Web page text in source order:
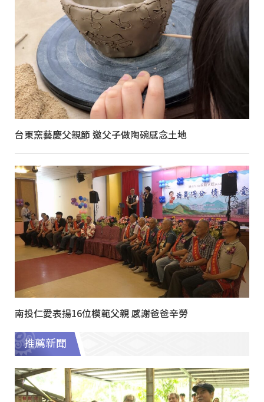
台東窯藝慶父親節 邀父子做陶碗感念土地
南投仁愛表揚16位模範父親 感謝爸爸辛勞
推薦新聞